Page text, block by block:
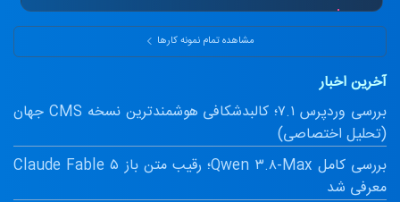
ماشین‌حساب پیشرفته سود مرکب و طلا.
مشاهده تمام نمونه کارها
آخرین اخبار
بررسی وردپرس ۷.۱؛ کالبدشکافی هوشمندترین نسخه CMS جهان
(تحلیل اختصاصی)
بررسی کامل Qwen ۳.۸-Max؛ رقیب متن باز Claude Fable ۵
معرفی شد